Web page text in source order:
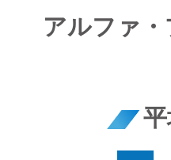
アルファ
平